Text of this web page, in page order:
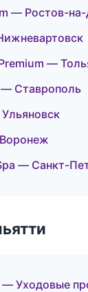
— Ростов-
—
— Ставрополь
— Санкт-
Уходовые